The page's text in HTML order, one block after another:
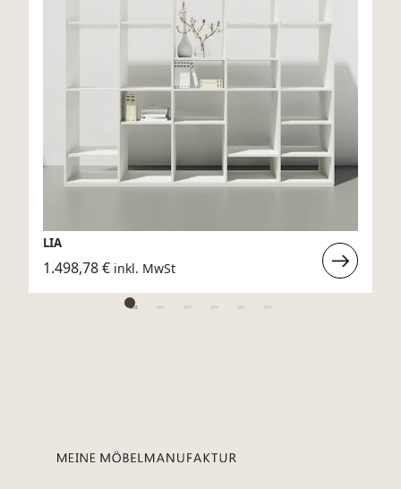
LIA
1.498,78€ inkl. MwSt
:
LIA